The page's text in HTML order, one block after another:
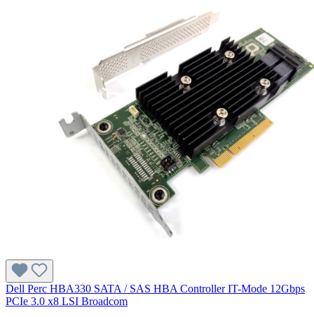
Dell Perc HBA330 SATA / SAS HBA Controller IT-Mode 12Gbps
PCIe 3.0 x8 LSI Broadcom